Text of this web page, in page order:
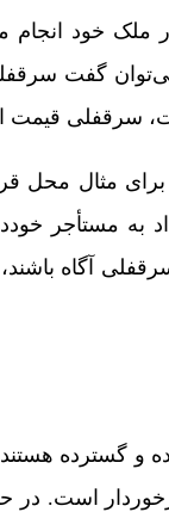
ملک خود
گفت
سرقفلی قیمت
مثال محل
مستأجر
آگاه باشند،
و گسترده
برخوردار است.